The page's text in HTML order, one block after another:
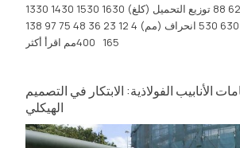
13 13 16 29 45 62 88 توزيع التحميل (كلغ) 1630 1530 1430 1330
1230 930 730 630 530 انحراف (مم) 4 12 23 36 48 75 97 138
165 400مم
اقرأ أكثر
الأنابيب الفولاذية: الابتكار في التصميم
الهيكلي